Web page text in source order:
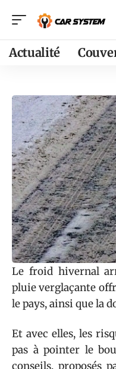
Actualité
Le froid hivernal
pluie verglaçante
le pays, ainsi que la
Et avec elles, les
pas à pointer le
conseils, proposés